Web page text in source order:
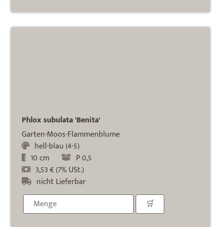
Phlox subulata 'Benita'
Garten-Moos-Flammenblume
hell-blau (4-5)
10 cm
P 0,5
3,53 € (7% USt.)
nicht Lieferbar